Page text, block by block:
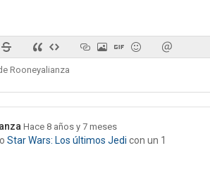
Hace 8 años y 7 meses
Star Wars: Los últimos Jedi con un 1